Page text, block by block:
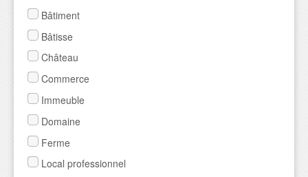
Bâtiment
Bâtisse
Château
Commerce
Immeuble
Domaine
Ferme
Local professionnel